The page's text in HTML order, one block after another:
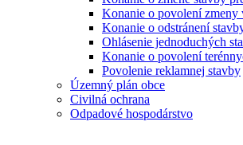
Konanie o povolení zmeny
Konanie o odstránení
Ohlásenie jednoduchých
Konanie o povolení
Povolenie reklamnej stavby
Územný plán obce
Civilná ochrana
Odpadové hospodárstvo